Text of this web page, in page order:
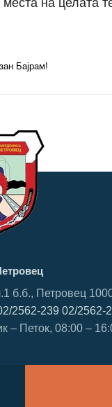
Бајрам!
б.б., Петровец
2562-239 02/2562-
– Петок, 08:00 –